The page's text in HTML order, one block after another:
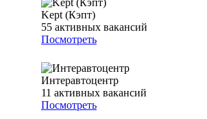
Kept (Кэпт)
55 активных вакансий
Посмотреть
Интеравтоцентр
11 активных вакансий
Посмотреть